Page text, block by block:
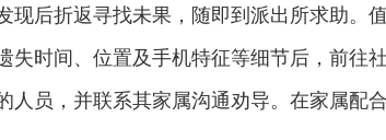
现后折返寻找未果，随即到派出所求助。
失时间、位置及手机特征等细节后，前往
人员，并联系其家属沟通劝导。在家属配